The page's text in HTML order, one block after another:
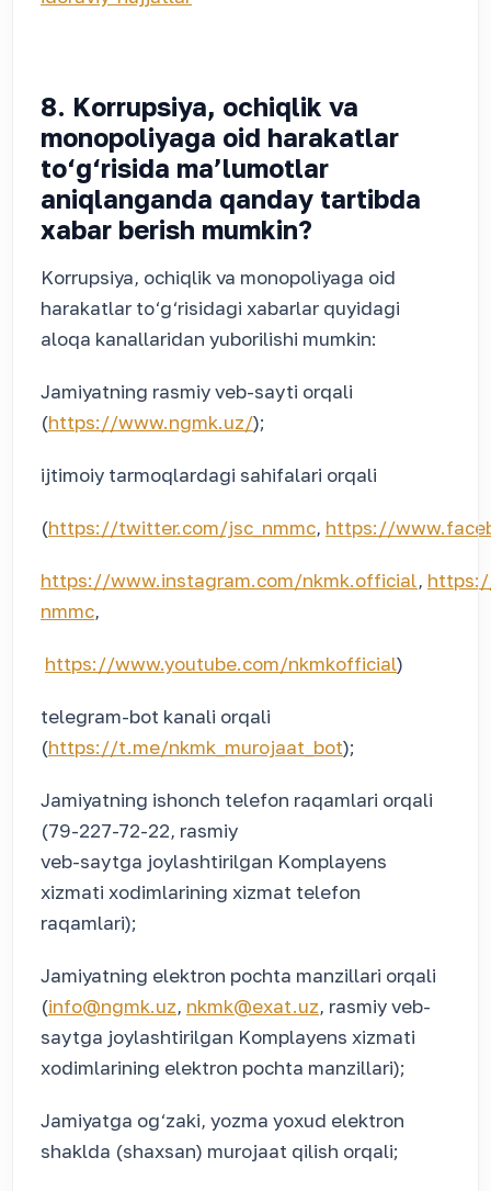
8. Korrupsiya, ochiqlik va
monopoliyaga oid harakatlar
to‘g‘risida ma’lumotlar
aniqlanganda qanday tartibda
xabar berish mumkin?
Korrupsiya, ochiqlik va monopoliyaga oid
harakatlar to‘g‘risidagi xabarlar quyidagi
aloqa kanallaridan yuborilishi mumkin:
Jamiyatning rasmiy veb-sayti orqali
(https://www.ngmk.uz/);
ijtimoiy tarmoqlardagi sahifalari orqali
(https://twitter.com/jsc_nmmc, https://
https://www.instagram.com/nkmk.official,
nmmc,
https://www.youtube.com/nkmkofficial)
telegram-bot kanali orqali
(https://t.me/nkmk_murojaat_bot);
Jamiyatning ishonch telefon raqamlari orqali
(79-227-72-22, rasmiy
veb-saytga joylashtirilgan Komplayens
xizmati xodimlarining xizmat telefon
raqamlari);
Jamiyatning elektron pochta manzillari orqali
(info@ngmk.uz, nkmk@exat.uz, rasmiy veb-
saytga joylashtirilgan Komplayens xizmati
xodimlarining elektron pochta manzillari);
Jamiyatga og‘zaki, yozma yoxud elektron
shaklda (shaxsan) murojaat qilish orqali;